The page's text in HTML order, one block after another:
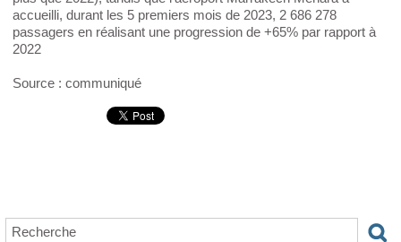
accueilli, durant les 5 premiers mois de 2023, 2 686 278
passagers en réalisant une progression de +65% par rapport à
2022
Source : communiqué